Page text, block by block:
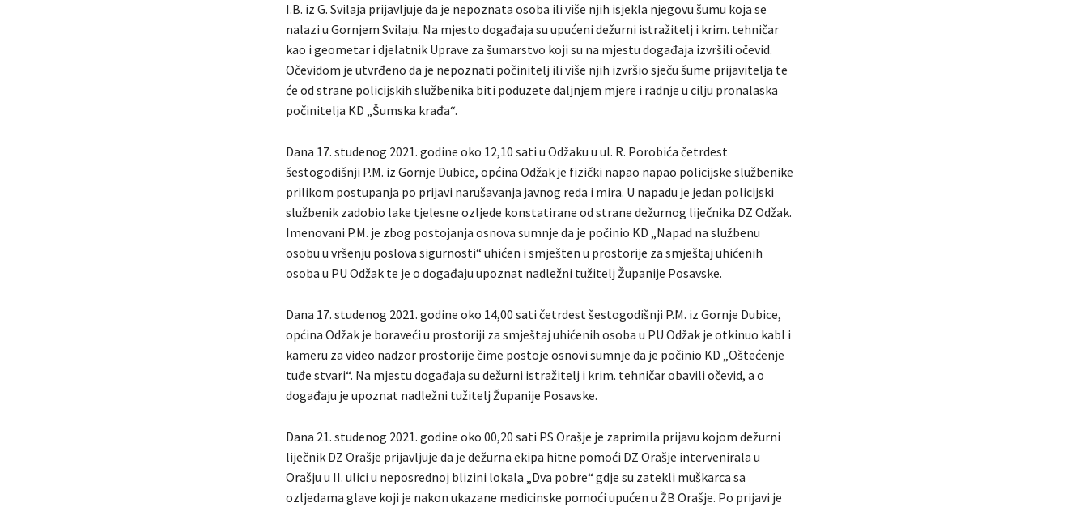
I.B. iz G. Svilaja prijavljuje da je nepoznata osoba ili više njih isjekla njegovu šumu koja se
nalazi u Gornjem Svilaju. Na mjesto događaja su upućeni dežurni istražitelj i krim. tehničar
kao i geometar i djelatnik Uprave za šumarstvo koji su na mjestu događaja izvršili očevid.
Očevidom je utvrđeno da je nepoznati počinitelj ili više njih izvršio sječu šume prijavitelja te
će od strane policijskih službenika biti poduzete daljnjem mjere i radnje u cilju pronalaska
počinitelja KD „Šumska krađa“.
Dana 17. studenog 2021. godine oko 12,10 sati u Odžaku u ul. R. Porobića četrdest
šestogodišnji P.M. iz Gornje Dubice, općina Odžak je fizički napao napao policijske službenike
prilikom postupanja po prijavi narušavanja javnog reda i mira. U napadu je jedan policijski
službenik zadobio lake tjelesne ozljede konstatirane od strane dežurnog liječnika DZ Odžak.
Imenovani P.M. je zbog postojanja osnova sumnje da je počinio KD „Napad na službenu
osobu u vršenju poslova sigurnosti“ uhićen i smješten u prostorije za smještaj uhićenih
osoba u PU Odžak te je o događaju upoznat nadležni tužitelj Županije Posavske.
Dana 17. studenog 2021. godine oko 14,00 sati četrdest šestogodišnji P.M. iz Gornje Dubice,
općina Odžak je boraveći u prostoriji za smještaj uhićenih osoba u PU Odžak je otkinuo kabl i
kameru za video nadzor prostorije čime postoje osnovi sumnje da je počinio KD „Oštećenje
tuđe stvari“. Na mjestu događaja su dežurni istražitelj i krim. tehničar obavili očevid, a o
događaju je upoznat nadležni tužitelj Županije Posavske.
Dana 21. studenog 2021. godine oko 00,20 sati PS Orašje je zaprimila prijavu kojom dežurni
liječnik DZ Orašje prijavljuje da je dežurna ekipa hitne pomoći DZ Orašje intervenirala u
Orašju u II. ulici u neposrednoj blizini lokala „Dva pobre“ gdje su zatekli muškarca sa
ozljedama glave koji je nakon ukazane medicinske pomoći upućen u ŽB Orašje. Po prijavi je